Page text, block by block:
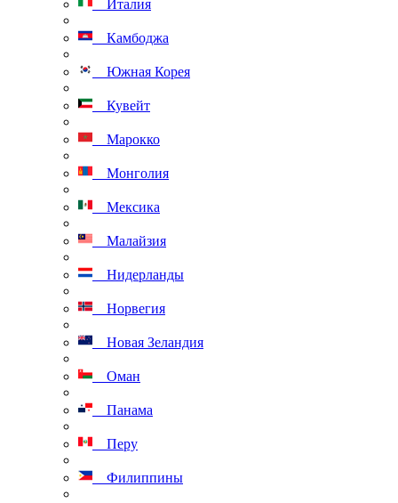
Италия
Камбоджа
Южная Корея
Кувейт
Марокко
Монголия
Мексика
Малайзия
Нидерланды
Норвегия
Новая Зеландия
Оман
Панама
Перу
Филиппины